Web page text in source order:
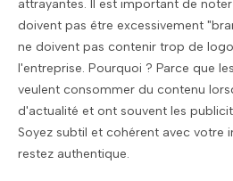
attrayantes. Il est important de
doivent pas être excessivement
ne doivent pas contenir trop de
l'entreprise. Pourquoi ? Parce que
veulent consommer du contenu
d'actualité et ont souvent les
Soyez subtil et cohérent avec votre
restez authentique.